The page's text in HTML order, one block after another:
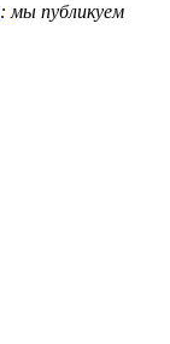
: мы публикуем